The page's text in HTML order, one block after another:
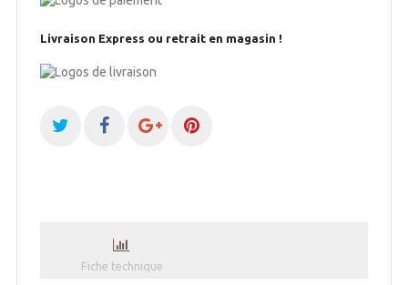
Livraison Express ou retrait en magasin !
Fiche technique